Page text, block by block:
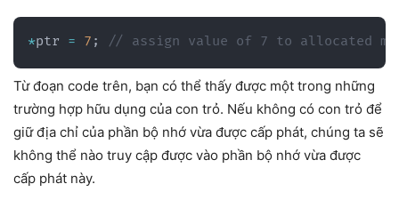
*ptr = 7 ; // assign value of 7 to allocated
Từ đoạn code trên, bạn có thể thấy được một trong những
trường hợp hữu dụng của con trỏ. Nếu không có con trỏ để
giữ địa chỉ của phần bộ nhớ vừa được cấp phát, chúng ta sẽ
không thể nào truy cập được vào phần bộ nhớ vừa được
cấp phát này.